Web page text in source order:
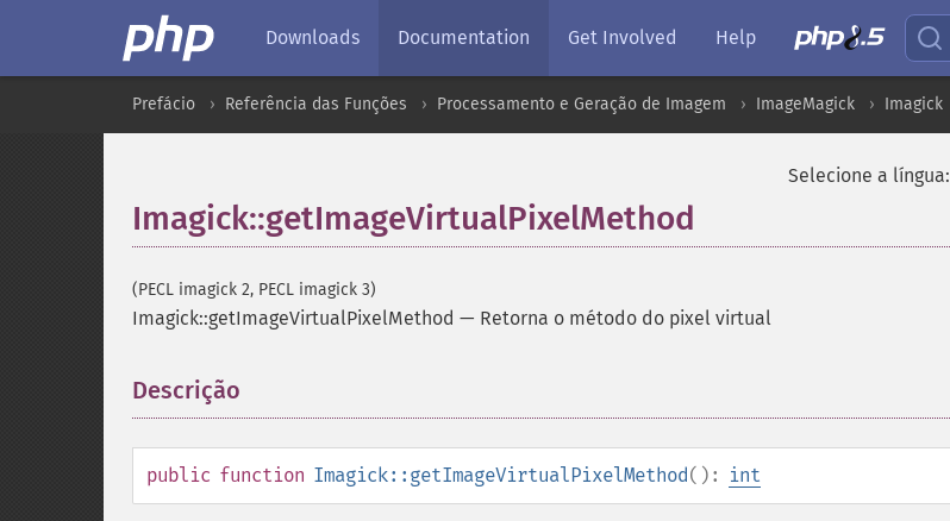
Downloads Documentation Get Involved Help
Prefácio Referência das Funções Processamento e Geração de Imagem ImageMagick Imagick
Selecione a língua:
Imagick::getImageVirtualPixelMethod
(PECL imagick 2, PECL imagick 3)
Imagick::getImageVirtualPixelMethod — Retorna o método do pixel virtual
Descrição
public function Imagick::getImageVirtualPixelMethod(): int